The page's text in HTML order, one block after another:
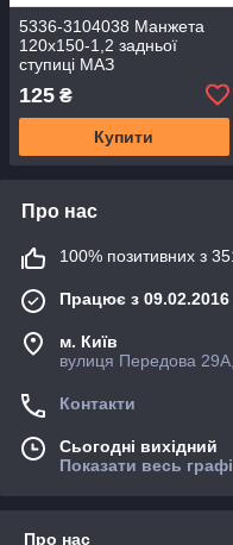
5336-3104038 Манжета
120х150-1,2 задньої
ступиці МАЗ
125 ₴
Купити
Про нас
100% позитивних з
Працює з 09.02.2016
м. Київ
вулиця Передова 29А,
Контакти
Сьогодні вихідний
Показати весь
Про нас